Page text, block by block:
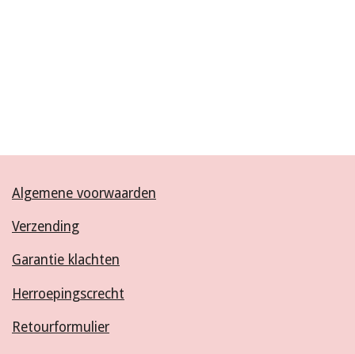
Algemene voorwaarden
Verzending
Garantie klachten
Herroepingscrecht
Retourformulier